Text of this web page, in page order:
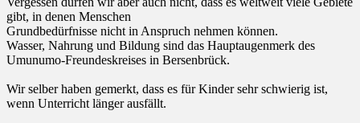
gibt, in denen Menschen
Grundbedürfnisse nicht in Anspruch nehmen können.
Wasser, Nahrung und Bildung sind das Hauptaugenmerk des
Umunumo-Freundeskreises in Bersenbrück.
Wir selber haben gemerkt, dass es für Kinder sehr schwierig ist,
wenn Unterricht länger ausfällt.